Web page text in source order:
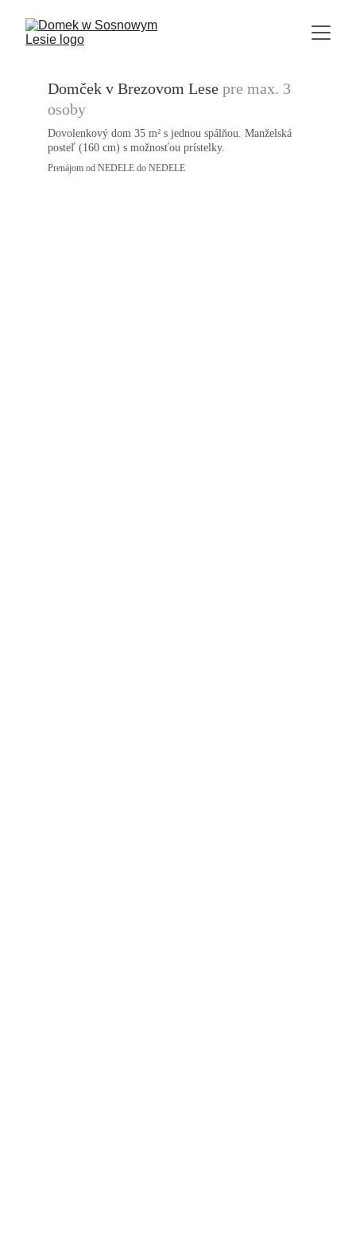
Domček v Brezovom Lese pre max. 3
osoby
Dovolenkový dom 35 m² s jednou spálňou. Manželská
posteľ (160 cm) s možnosťou prístelky.
Prenájom od NEDELE do NEDELE